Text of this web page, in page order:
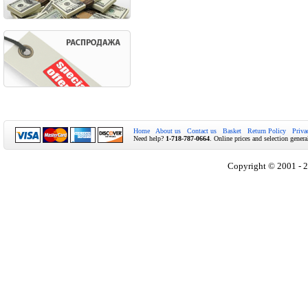
Home About us Contact us Basket Return Policy
Need help? 1-718-787-0664 . Online prices and selection
Copyright © 2001 -